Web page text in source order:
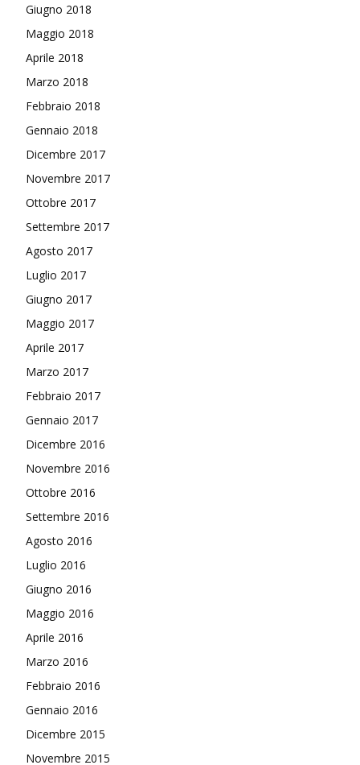
Giugno 2018
Maggio 2018
Aprile 2018
Marzo 2018
Febbraio 2018
Gennaio 2018
Dicembre 2017
Novembre 2017
Ottobre 2017
Settembre 2017
Agosto 2017
Luglio 2017
Giugno 2017
Maggio 2017
Aprile 2017
Marzo 2017
Febbraio 2017
Gennaio 2017
Dicembre 2016
Novembre 2016
Ottobre 2016
Settembre 2016
Agosto 2016
Luglio 2016
Giugno 2016
Maggio 2016
Aprile 2016
Marzo 2016
Febbraio 2016
Gennaio 2016
Dicembre 2015
Novembre 2015